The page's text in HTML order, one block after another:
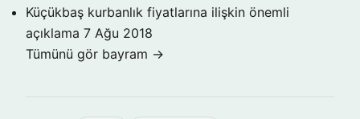
Küçükbaş kurbanlık fiyatlarına ilişkin önemli
açıklama 7 Ağu 2018
Tümünü gör bayram →